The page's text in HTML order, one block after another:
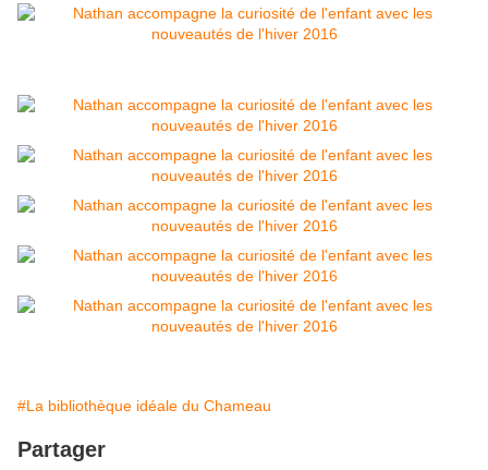
#La bibliothèque idéale du Chameau
Partager